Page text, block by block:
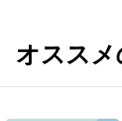
オススメ